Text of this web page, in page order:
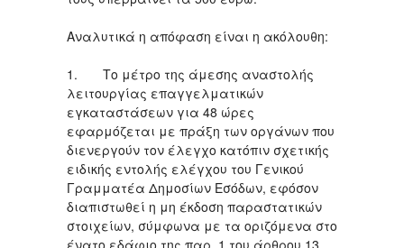
Αναλυτικά η απόφαση είναι η ακόλουθη:
1. Το μέτρο της άμεσης αναστολής
λειτουργίας επαγγελματικών
εγκαταστάσεων για 48 ώρες
εφαρμόζεται με πράξη των οργάνων που
διενεργούν τον έλεγχο κατόπιν σχετικής
ειδικής εντολής ελέγχου του Γενικού
Γραμματέα Δημοσίων Εσόδων, εφόσον
διαπιστωθεί η μη έκδοση παραστατικών
στοιχείων, σύμφωνα με τα οριζόμενα στο
ένατο εδάφιο της παρ. 1 του άρθρου 13